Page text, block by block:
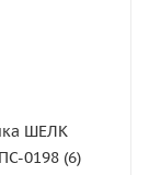
ШЕЛК
0198 (6)